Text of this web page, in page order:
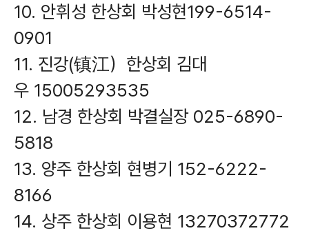
10. 안휘성 한상회 박성현199-6514-
0901
11. 진강(镇江）한상회 김대
우 15005293535
12. 남경 한상회 박결실장 025-6890-
5818
13. 양주 한상회 현병기 152-6222-
8166
14. 상주 한상회 이용현 13270372772